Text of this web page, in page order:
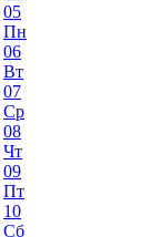
05
Пн
06
Вт
07
Ср
08
Чт
09
Пт
10
Сб